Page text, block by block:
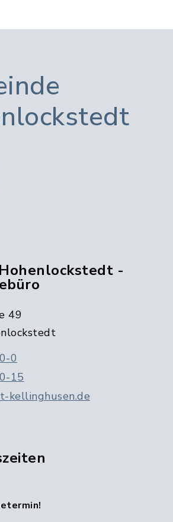
-
49
0
15
kellinghusen.de